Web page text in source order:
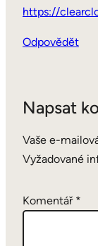
https://
Odpovědět
Napsat
Vaše e-
Vyžadované
Komentář *